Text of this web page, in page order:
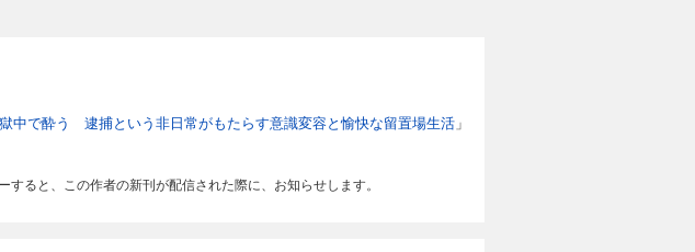
獄中で酔う 逮捕という非日常がもたらす意識変容と愉快な留置場生活 」
すると、この作者の新刊が配信された際に、お知らせします。